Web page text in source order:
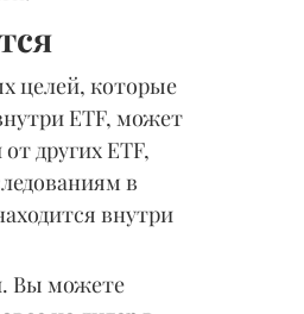
целей, которые
ETF, может
других ETF,
в
внутри
Вы можете